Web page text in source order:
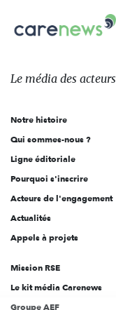
sur:
Carenews,
Le
des
l'engagement
Le média des acteurs
Notre histoire
Qui sommes-nous ?
Ligne éditoriale
Pourquoi s'inscrire
Acteurs de l'engagement
Actualités
Appels à projets
Mission RSE
Le kit média Carenews
Groupe AEF